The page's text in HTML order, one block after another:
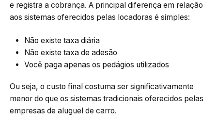
e registra a cobrança. A principal diferença em relação
aos sistemas oferecidos pelas locadoras é simples:
Não existe taxa diária
Não existe taxa de adesão
Você paga apenas os pedágios utilizados
Ou seja, o custo final costuma ser significativamente
menor do que os sistemas tradicionais oferecidos pelas
empresas de aluguel de carro.